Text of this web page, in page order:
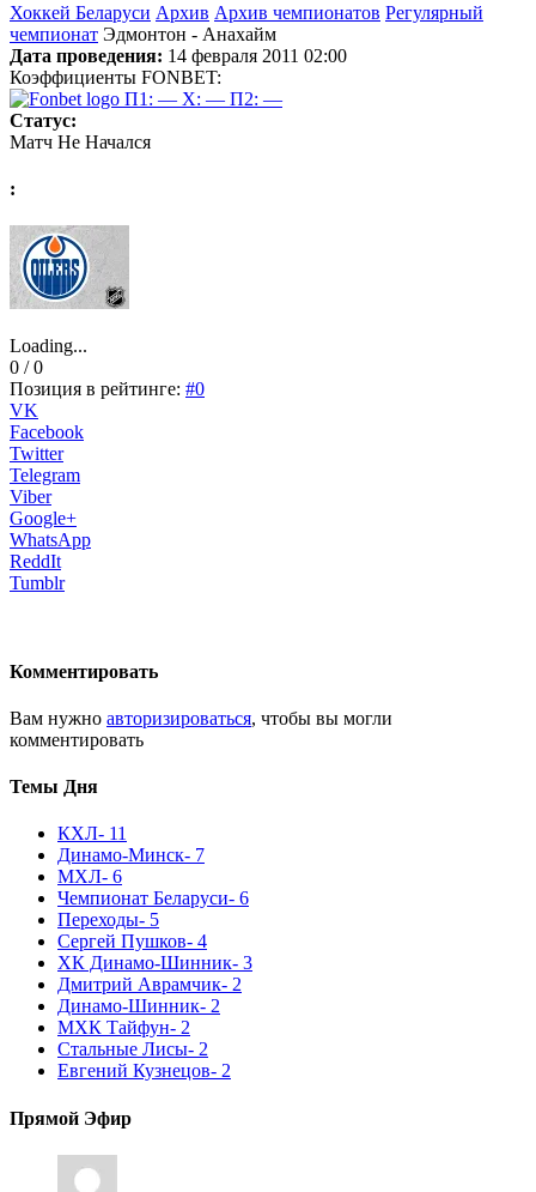
Хоккей Беларуси Архив Архив чемпионатов Регулярный
чемпионат Эдмонтон - Анахайм
Дата проведения: 14 февраля 2011 02:00
Коэффициенты FONBET:
П1: — X: — П2: —
Статус:
Матч Не Начался
:
Loading...
0 / 0
Позиция в рейтинге: #0
VK
Facebook
Twitter
Telegram
Viber
Google+
WhatsApp
ReddIt
Tumblr
Комментировать
Вам нужно авторизироваться, чтобы вы могли
комментировать
Темы Дня
КХЛ- 11
Динамо-Минск- 7
МХЛ- 6
Чемпионат Беларуси- 6
Переходы- 5
Сергей Пушков- 4
ХК Динамо-Шинник- 3
Дмитрий Аврамчик- 2
Динамо-Шинник- 2
МХК Тайфун- 2
Стальные Лисы- 2
Евгений Кузнецов- 2
Прямой Эфир